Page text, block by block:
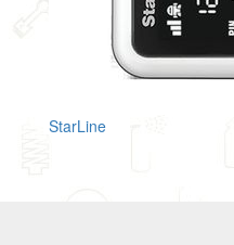
StarLine